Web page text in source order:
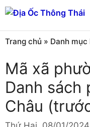
Chuyển
đến
nội
dung
Trang chủ » Danh
Mã xã
Danh sách
Châu